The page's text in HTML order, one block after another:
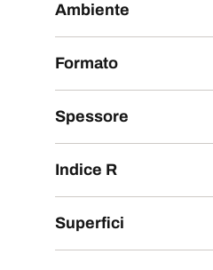
Ambiente
Formato
Spessore
Indice R
Superfici